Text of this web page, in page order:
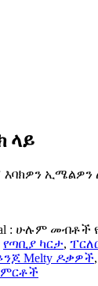
ላይ
ኢሜልዎን
: ሁሉም መብቶች
የጣቢያ ካርታ,
Melty ዶቃዎች,